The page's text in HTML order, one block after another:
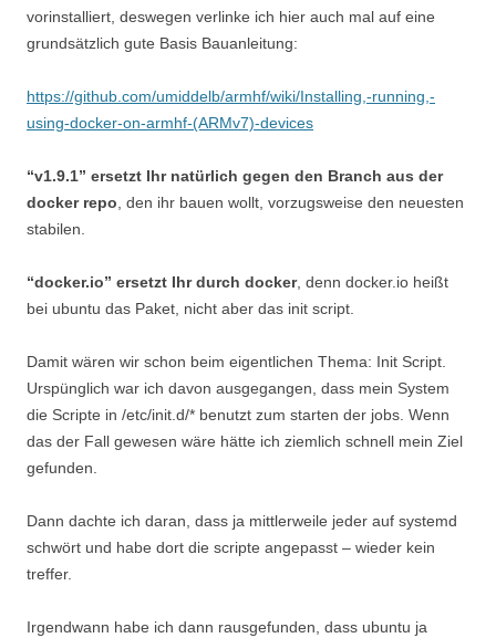
vorinstalliert, deswegen verlinke ich hier auch mal auf eine
grundsätzlich gute Basis Bauanleitung:
https://github.com/umiddelb/armhf/wiki/Installing,-running,-
using-docker-on-armhf-(ARMv7)-devices
“v1.9.1” ersetzt Ihr natürlich gegen den Branch aus der
docker repo , den ihr bauen wollt, vorzugsweise den neuesten
stabilen.
“docker.io” ersetzt Ihr durch docker, denn docker.io heißt
bei ubuntu das Paket, nicht aber das init script.
Damit wären wir schon beim eigentlichen Thema: Init Script.
Urspünglich war ich davon ausgegangen, dass mein System
die Scripte in /etc/init.d/* benutzt zum starten der jobs. Wenn
das der Fall gewesen wäre hätte ich ziemlich schnell mein Ziel
gefunden.
Dann dachte ich daran, dass ja mittlerweile jeder auf systemd
schwört und habe dort die scripte angepasst – wieder kein
treffer.
Irgendwann habe ich dann rausgefunden, dass ubuntu ja